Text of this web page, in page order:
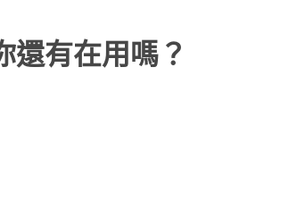
有在用嗎？